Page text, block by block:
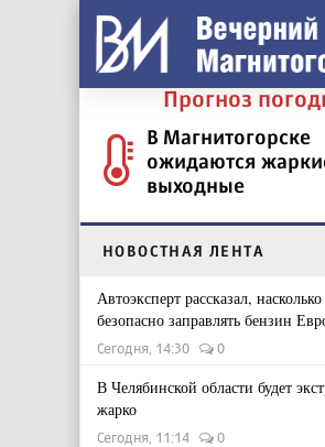
Прогноз
В Магнитогорске
ожидаются
выходные
НОВОСТНАЯ ЛЕНТА
Автоэксперт рассказал, насколько
безопасно заправлять бензин
Сегодня, 14:30 0
В Челябинской области будет
жарко
Сегодня, 11:14 0